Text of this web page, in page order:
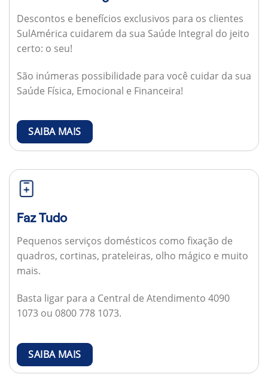
Descontos e benefícios exclusivos para os clientes
SulAmérica cuidarem da sua Saúde Integral do jeito
certo: o seu!
São inúmeras possibilidade para você cuidar da sua
Saúde Física, Emocional e Financeira!
SAIBA MAIS
Faz Tudo
Pequenos serviços domésticos como fixação de
quadros, cortinas, prateleiras, olho mágico e muito
mais.
Basta ligar para a Central de Atendimento 4090
1073 ou 0800 778 1073.
SAIBA MAIS